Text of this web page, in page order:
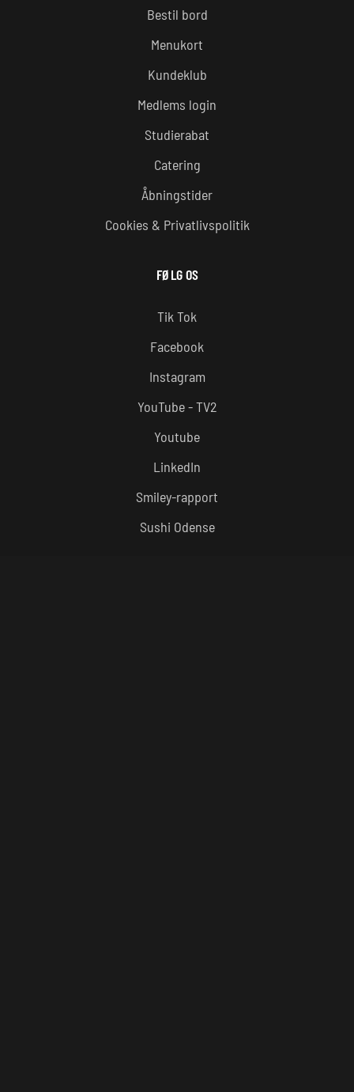
Bestil bord
Menukort
Kundeklub
Medlems login
Studierabat
Catering
Åbningstider
Cookies & Privatlivspolitik
FØLG OS
Tik Tok
Facebook
Instagram
YouTube - TV2
Youtube
LinkedIn
Smiley-rapport
Sushi Odense